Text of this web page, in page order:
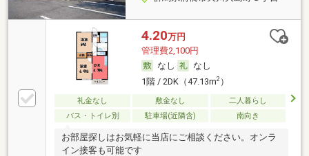
4.20万円
管理費2,100円
なし
なし
1階 / 2DK（47.13m2）
礼金なし 敷金なし
二人暮らし
バス・トイレ別
駐車場(近隣含) 南向き
お部屋探しはお気軽に当店にご相談ください。オンラ
イン接客も可能です